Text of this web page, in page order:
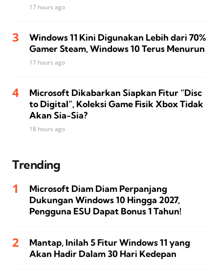
17 hours ago
Windows 11 Kini Digunakan Lebih dari 70%
Gamer Steam, Windows 10 Terus Menurun
17 hours ago
Microsoft Dikabarkan Siapkan Fitur “Disc
to Digital”, Koleksi Game Fisik Xbox Tidak
Akan Sia-Sia?
18 hours ago
Trending
Microsoft Diam Diam Perpanjang
Dukungan Windows 10 Hingga 2027,
Pengguna ESU Dapat Bonus 1 Tahun!
Mantap, Inilah 5 Fitur Windows 11 yang
Akan Hadir Dalam 30 Hari Kedepan